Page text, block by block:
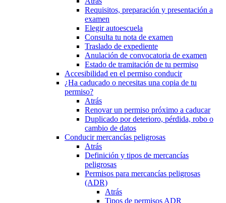
Requisitos, preparación y presentación a
examen
Elegir autoescuela
Consulta tu nota de examen
Traslado de expediente
Anulación de convocatoria de examen
Estado de tramitación de tu permiso
Accesibilidad en el permiso conducir
¿Ha caducado o necesitas una copia de tu
permiso?
Atrás
Renovar un permiso próximo a caducar
Duplicado por deterioro, pérdida, robo o
cambio de datos
Conducir mercancías peligrosas
Atrás
Definición y tipos de mercancías
peligrosas
Permisos para mercancías peligrosas
(ADR)
Atrás
Tipos de permisos ADR